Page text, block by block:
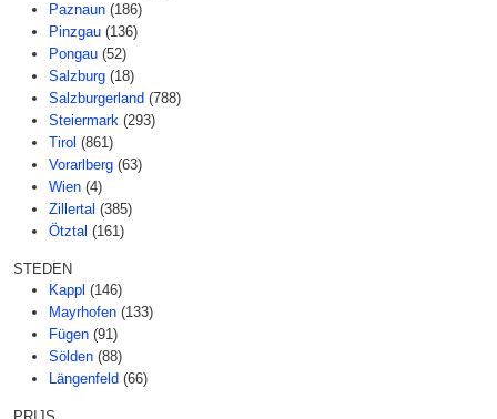
Paznaun (186)
Pinzgau (136)
Pongau (52)
Salzburg (18)
Salzburgerland (788)
Steiermark (293)
Tirol (861)
Vorarlberg (63)
Wien (4)
Zillertal (385)
Ötztal (161)
STEDEN
Kappl (146)
Mayrhofen (133)
Fügen (91)
Sölden (88)
Längenfeld (66)